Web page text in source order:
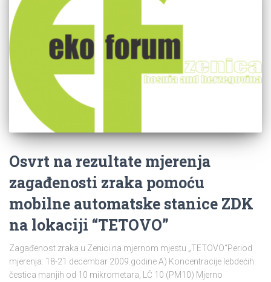
Osvrt na rezultate mjerenja
zagađenosti zraka pomoću
mobilne automatske stanice ZDK
na lokaciji “TETOVO”
Zagađenost zraka u Zenici na mjernom mjestu „TETOVO“Period
mjerenja: 18-21.decembar 2009.godine A) Koncentracije lebdećih
čestica manjih od 10 mikrometara, LČ 10 (PM10) Mjerno